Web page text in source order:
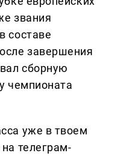
звания
составе
завершения
сборную
чемпионата
уже в твоем
телеграм-